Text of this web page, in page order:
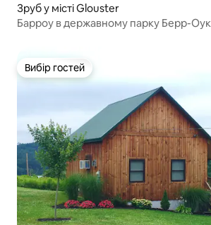
Зруб у місті Glouster
Барроу в державному парку Берр-Оук
Вибір гостей
Вибір гостей